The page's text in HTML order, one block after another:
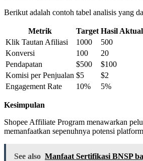
Berikut adalah contoh tabel analisis yang
Metrik Target Hasil Aktual
Klik Tautan Afiliasi
1000 500
Konversi
100 20
Pendapatan
$500 $100
Komisi per Penjualan $5 $2
Engagement Rate
10% 5%
Kesimpulan
Shopee Affiliate Program menawarkan
memanfaatkan sepenuhnya potensi
See also Manfaat Sertifikasi BNSP